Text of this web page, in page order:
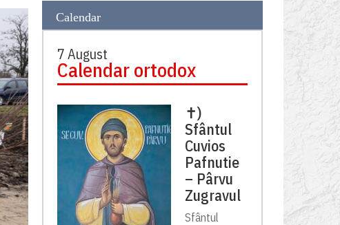
Calendar
7 August
Calendar ortodox
✝)
Sfântul
Cuvios
Pafnutie
– Pârvu
Zugravul
Sfântul